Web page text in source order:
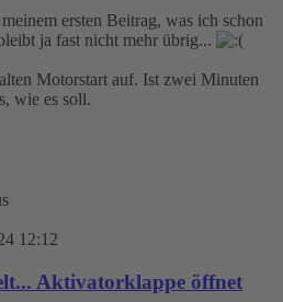
ersten Beitrag, was ich schon
ja fast nicht mehr übrig...
Motorstart auf. Ist zwei Minuten
wie es soll.
12:12
Aktivatorklappe öffnet